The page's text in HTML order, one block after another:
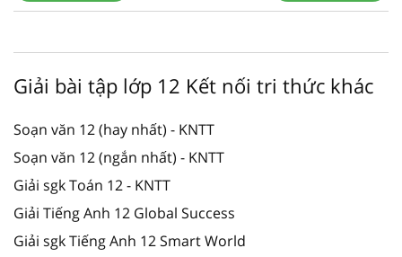
Giải bài tập lớp 12 Kết nối tri thức khác
Soạn văn 12 (hay nhất) - KNTT
Soạn văn 12 (ngắn nhất) - KNTT
Giải sgk Toán 12 - KNTT
Giải Tiếng Anh 12 Global Success
Giải sgk Tiếng Anh 12 Smart World